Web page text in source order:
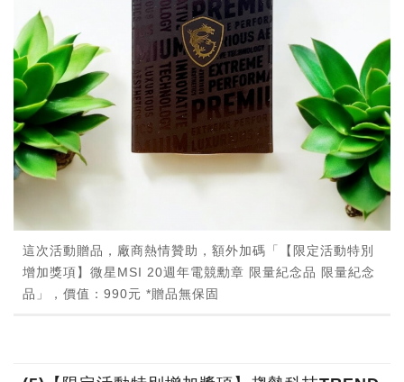
這次活動贈品，廠商熱情贊助，額外加碼「【限定活動特別
增加獎項】微星MSI 20週年電競勳章 限量紀念品 限量紀念
品」，價值：990元 *贈品無保固